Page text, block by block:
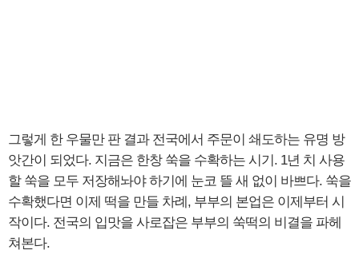
그렇게 한 우물만 판 결과 전국에서 주문이 쇄도하는 유명 방
앗간이 되었다. 지금은 한창 쑥을 수확하는 시기. 1년 치 사용
할 쑥을 모두 저장해놔야 하기에 눈코 뜰 새 없이 바쁘다. 쑥을
수확했다면 이제 떡을 만들 차례, 부부의 본업은 이제부터 시
작이다. 전국의 입맛을 사로잡은 부부의 쑥떡의 비결을 파헤
쳐본다.